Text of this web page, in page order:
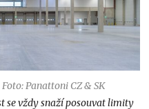
Panattoni CZ & SK
se vždy snaží posouvat limity